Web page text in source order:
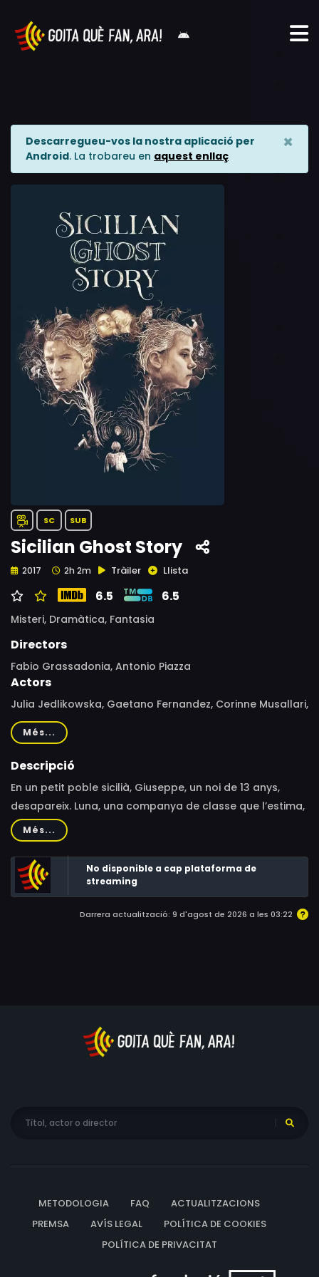
Descarregueu-vos la nostra aplicació per
Android. La trobareu en aquest enllaç
×
SC SUB
Sicilian Ghost Story
2017 2h 2m Tràiler Llista
6.5 6.5
Misteri, Dramàtica, Fantasia
Directors
Fabio Grassadonia, Antonio Piazza
Actors
Julia Jedlikowska, Gaetano Fernandez, Corinne Musallari,
Andrea Falzone, Federico Finocchiaro, Lorenzo Curcio,
Vincenzo Amato, Sabine Timoteo, Filippo Luna,
Baldassare Tre Re, Rosario Terranova, Gabriele Falsetta,
Més...
Descripció
En un petit poble sicilià, Giuseppe, un noi de 13 anys,
desapareix. Luna, una companya de classe que l’estima,
es nega a acceptar-ne la desaparició. Es rebel·larà
contra el silenci i la complicitat que l'envolten i baixarà
al món fosc que se'l va emportar i l'entrada del qual és
un llac misteriós.
Més...
No disponible a cap plataforma de
streaming
Darrera actualització: 9 d'agost de 2026 a les 03:22
METODOLOGIA FAQ
ACTUALITZACIONS
PREMSA
AVÍS LEGAL
POLÍTICA DE COOKIES
POLÍTICA DE PRIVACITAT